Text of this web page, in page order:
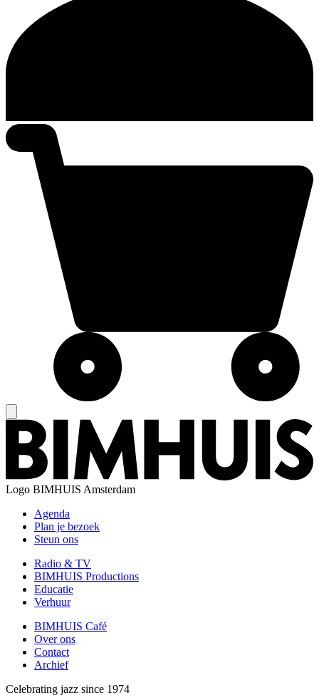
Logo BIMHUIS Amsterdam
Agenda
Plan je bezoek
Steun ons
Radio & TV
BIMHUIS Productions
Educatie
Verhuur
BIMHUIS Café
Over ons
Contact
Archief
Celebrating jazz since 1974